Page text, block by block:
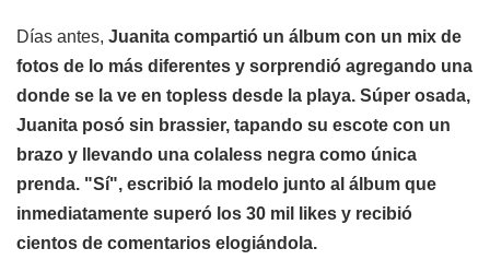
Días antes, Juanita compartió un álbum con un mix de
fotos de lo más diferentes y sorprendió agregando una
donde se la ve en topless desde la playa. Súper osada,
Juanita posó sin brassier, tapando su escote con un
brazo y llevando una colaless negra como única
prenda. "Sí", escribió la modelo junto al álbum que
inmediatamente superó los 30 mil likes y recibió
cientos de comentarios elogiándola.